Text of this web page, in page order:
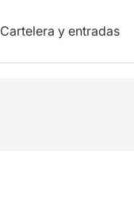
Cartelera y entradas